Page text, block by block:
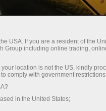
বিশ্লেষণাত্মক পর্যালোচনা
AM
of Daily Price
Cryptocurrency,
13, 2024.
USA. If you are a resident of the
Group including online trading,
location is not the US, kindly
comply with government
in the United States;